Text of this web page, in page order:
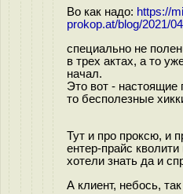
Во как надо: https://
prokop.at/blog/2021/
специально не
в трех актах, а то
начал.
Это вот - настоящие
то бесполезные
Тут и про проксю, и
ентер-прайс
хотели знать да и
А клиент, небось,